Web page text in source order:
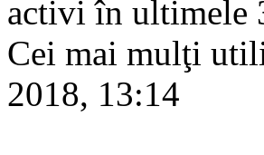
activi în ultimele
Cei mai mulţi
2018, 13:14